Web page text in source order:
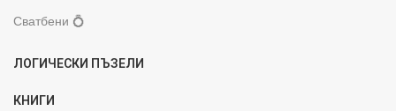
Сватбени 💍
ЛОГИЧЕСКИ ПЪЗЕЛИ
КНИГИ